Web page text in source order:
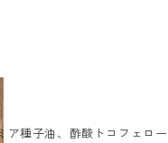
種子油、酢酸トコフェロ